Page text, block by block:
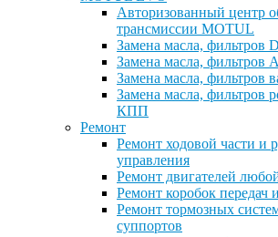
Авторизованный центр
трансмиссии MOTUL
Замена масла, фильтров
Замена масла,
Замена масла, фильтров
Замена масла, фильтров
КПП
Ремонт
Ремонт ходовой части и
управления
Ремонт двигателей
Ремонт коробок передач
Ремонт тормозных
суппортов